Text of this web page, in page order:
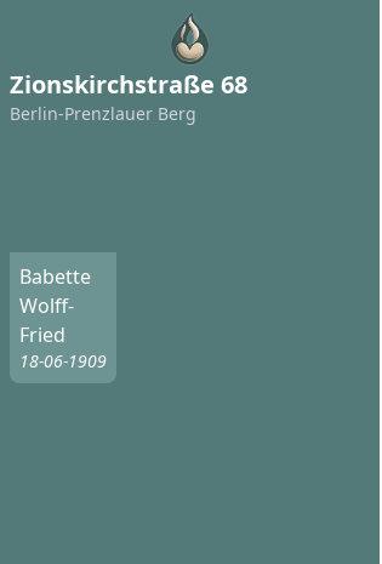
Zionskirchstraße 68
Berlin-Prenzlauer Berg
Babette
Wolff-
Fried
18-06-1909